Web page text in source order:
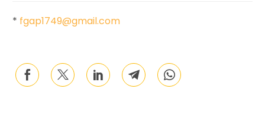
* fgap1749@gmail.com